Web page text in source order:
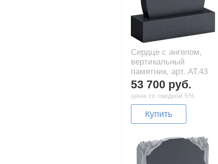
Сердце с ангелом,
вертикальный
памятник, арт. AT.43
53 700 руб.
цена со скидкой 5%
Купить